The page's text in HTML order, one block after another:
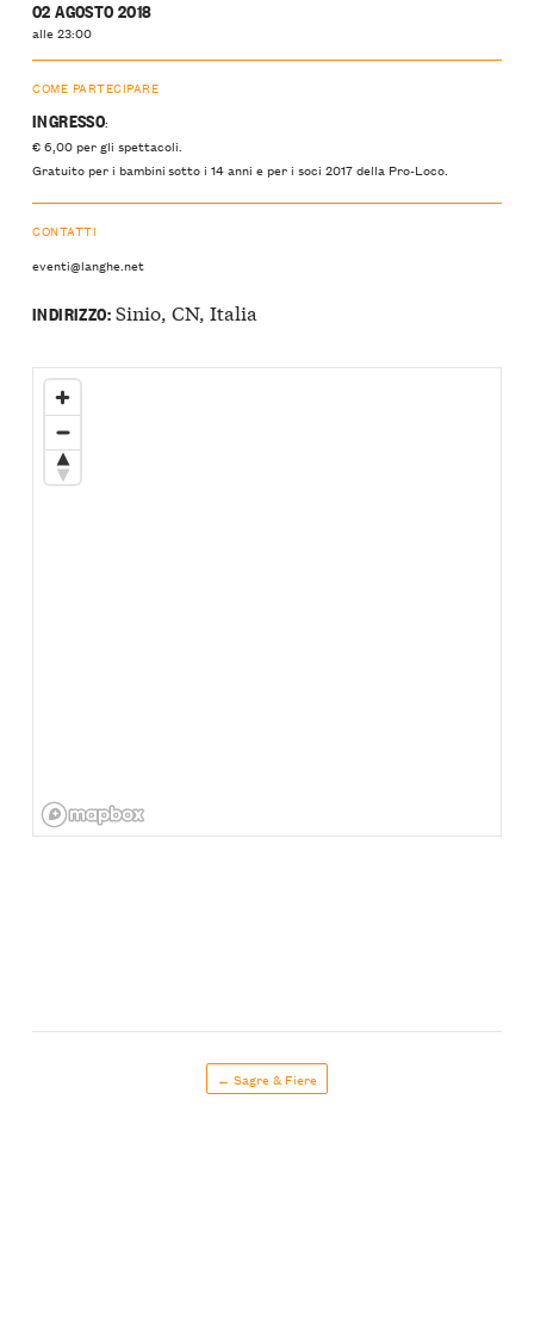
02 AGOSTO 2018
alle 23:00
COME PARTECIPARE
INGRESSO:
€ 6,00 per gli spettacoli.
Gratuito per i bambini sotto i 14 anni e per i soci 2017 della Pro-Loco.
CONTATTI
eventi@langhe.net
INDIRIZZO:Sinio, CN, Italia
← Sagre & Fiere